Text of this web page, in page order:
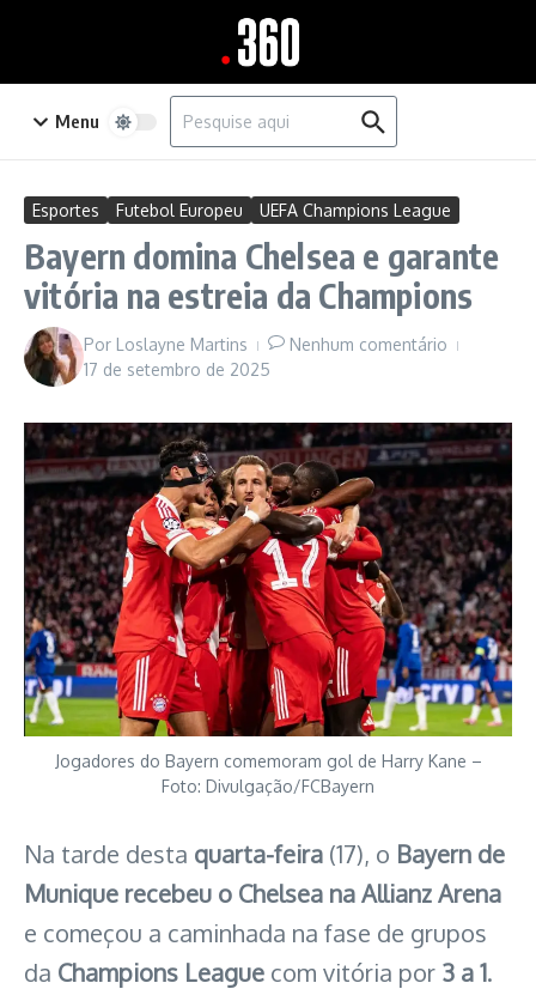
Menu
Procurar por:
Esportes Futebol Europeu UEFA Champions League
Bayern domina Chelsea e garante
vitória na estreia da Champions
Por Loslayne Martins
Nenhum comentário
17 de setembro de 2025
Jogadores do Bayern comemoram gol de Harry Kane –
Foto: Divulgação/FCBayern
Na tarde desta quarta-feira (17), o Bayern de
Munique recebeu o Chelsea na Allianz Arena
e começou a caminhada na fase de grupos
da Champions League com vitória por 3 a 1.